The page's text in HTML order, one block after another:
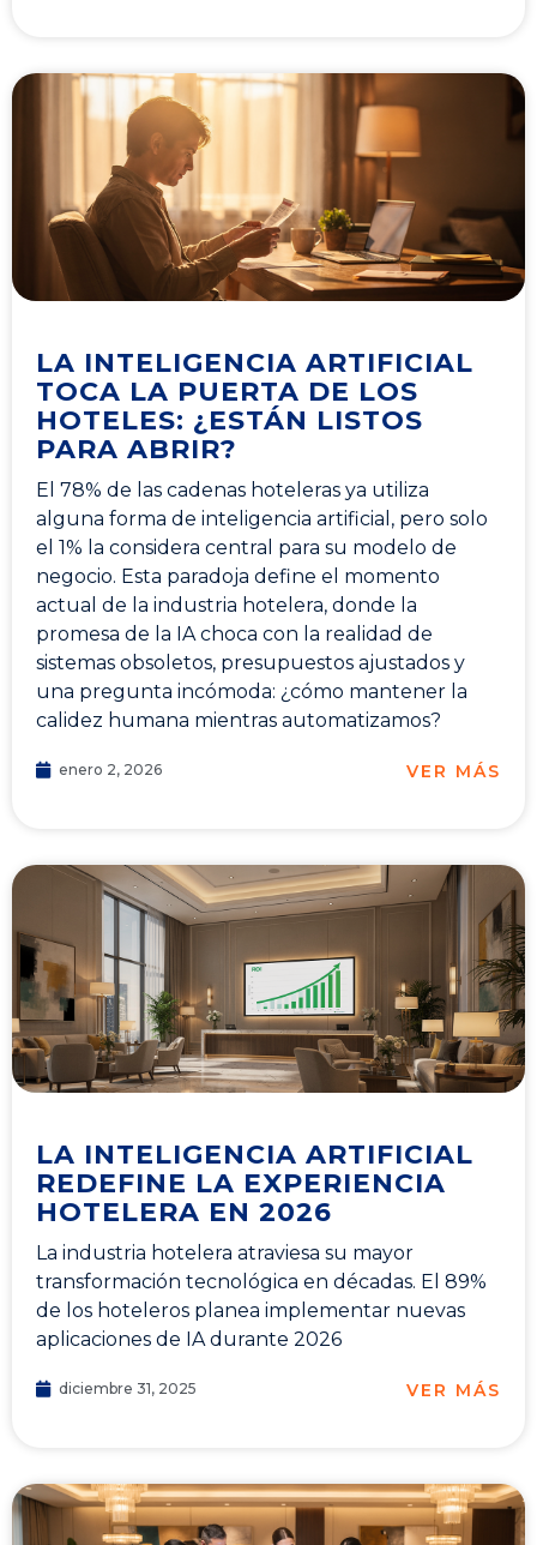
LA INTELIGENCIA ARTIFICIAL
TOCA LA PUERTA DE LOS
HOTELES: ¿ESTÁN LISTOS
PARA ABRIR?
El 78% de las cadenas hoteleras ya utiliza
alguna forma de inteligencia artificial, pero solo
el 1% la considera central para su modelo de
negocio. Esta paradoja define el momento
actual de la industria hotelera, donde la
promesa de la IA choca con la realidad de
sistemas obsoletos, presupuestos ajustados y
una pregunta incómoda: ¿cómo mantener la
calidez humana mientras automatizamos?
enero 2, 2026 VER MÁS
LA INTELIGENCIA ARTIFICIAL
REDEFINE LA EXPERIENCIA
HOTELERA EN 2026
La industria hotelera atraviesa su mayor
transformación tecnológica en décadas. El 89%
de los hoteleros planea implementar nuevas
aplicaciones de IA durante 2026
diciembre 31, 2025 VER MÁS